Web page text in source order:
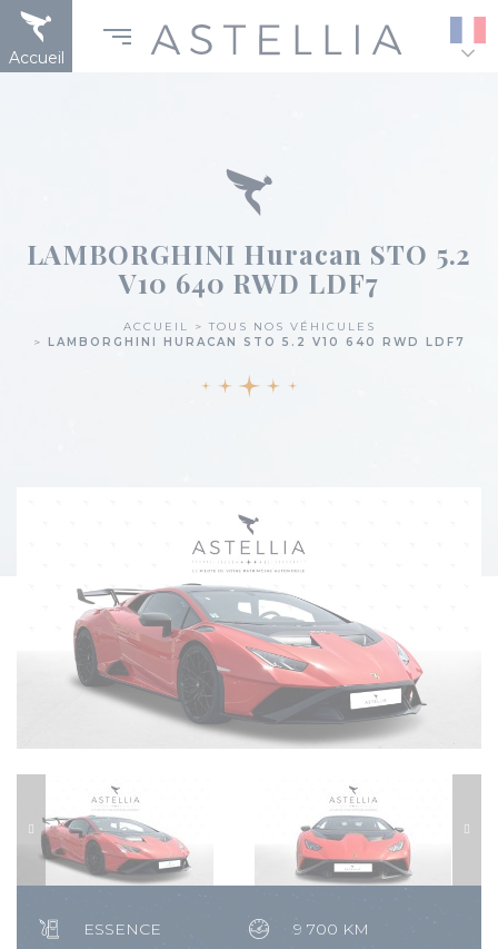
Aller
contenu
principal
Accueil
LAMBORGHINI Huracan STO 5.2
V10 640 RWD LDF7
Fil
ACCUEIL
TOUS NOS VÉHICULES
LAMBORGHINI HURACAN STO 5.2 V10 640 RWD LDF7
ESSENCE 9 700 KM
Panneau de gestion des cookies